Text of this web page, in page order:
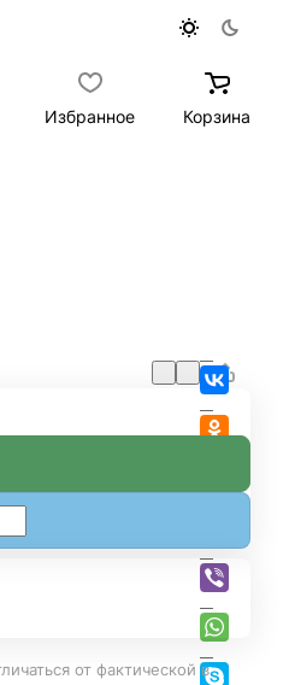
Избранное Корзина
от фактической в